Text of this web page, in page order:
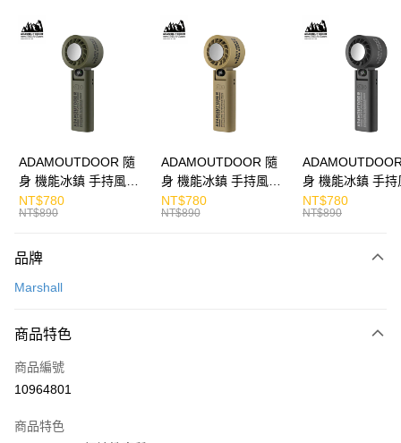
LINE Pay
Apple Pay
運送方式
免運費
付款後7-11取貨
宅配
每筆NT$130，滿NT$399(含以上)免運費
ADAMOUTDOOR 隨
身 機能冰鎮 手持風扇
掛繩
NT$780
NT$890
ADAMOUTDOOR 隨
身 機能冰鎮 手持風扇
掛繩
NT$780
NT$890
身 機能冰鎮 手持
掛繩
NT$780
NT$890
品牌
Marshall
商品特色
商品編號
10964801
商品特色